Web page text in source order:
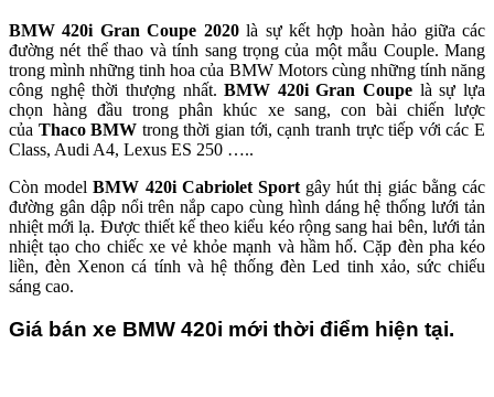
BMW 420i Gran Coupe 2020là sự kết hợp hoàn hảo giữa các
đường nét thể thao và tính sang trọng của một mẫu Couple. Mang
trong mình những tinh hoa của BMW Motors cùng những tính năng
công nghệ thời thượng nhất.BMW 420i Gran Coupe là sự lựa
chọn hàng đầu trong phân khúc xe sang, con bài chiến lược
của Thaco BMW trong thời gian tới, cạnh tranh trực tiếp với các E
Class, Audi A4, Lexus ES 250 …..
Còn modelBMW 420i Cabriolet Sportgây hút thị giác bằng các
đường gân dập nổi trên nắp capo cùng hình dáng hệ thống lưới tản
nhiệt mới lạ. Được thiết kế theo kiểu kéo rộng sang hai bên, lưới tản
nhiệt tạo cho chiếc xe vẻ khỏe mạnh và hầm hố. Cặp đèn pha kéo
liền, đèn Xenon cá tính và hệ thống đèn Led tinh xảo, sức chiếu
sáng cao.
Giá bán xe BMW 420i mới thời điểm hiện tại.